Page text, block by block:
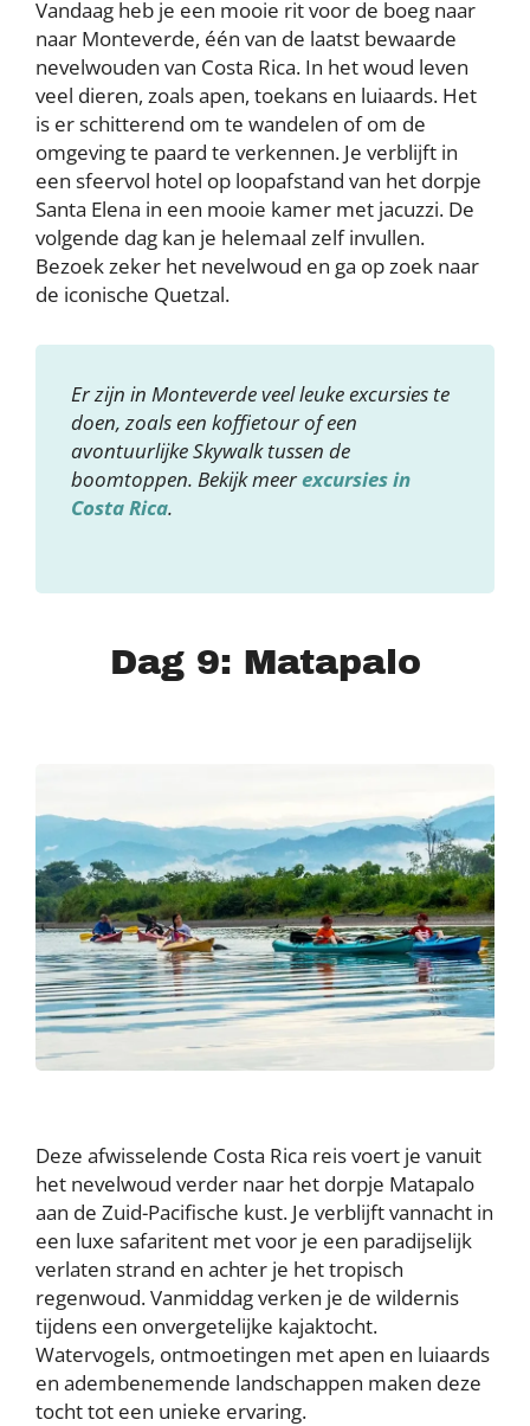
Vandaag heb je een mooie rit voor de boeg naar
naar Monteverde, één van de laatst bewaarde
nevelwouden van Costa Rica. In het woud leven
veel dieren, zoals apen, toekans en luiaards. Het
is er schitterend om te wandelen of om de
omgeving te paard te verkennen. Je verblijft in
een sfeervol hotel op loopafstand van het dorpje
Santa Elena in een mooie kamer met jacuzzi. De
volgende dag kan je helemaal zelf invullen.
Bezoek zeker het nevelwoud en ga op zoek naar
de iconische Quetzal.
Er zijn in Monteverde veel leuke excursies te
doen, zoals een koffietour of een
avontuurlijke Skywalk tussen de
boomtoppen. Bekijk meerexcursies in
Costa Rica.
Dag 9: Matapalo
Deze afwisselende Costa Rica reis voert je vanuit
het nevelwoud verder naar het dorpje Matapalo
aan de Zuid-Pacifische kust. Je verblijft vannacht in
een luxe safaritent met voor je een paradijselijk
verlaten strand en achter je het tropisch
regenwoud. Vanmiddag verken je de wildernis
tijdens een onvergetelijke kajaktocht.
Watervogels, ontmoetingen met apen en luiaards
en adembenemende landschappen maken deze
tocht tot een unieke ervaring.